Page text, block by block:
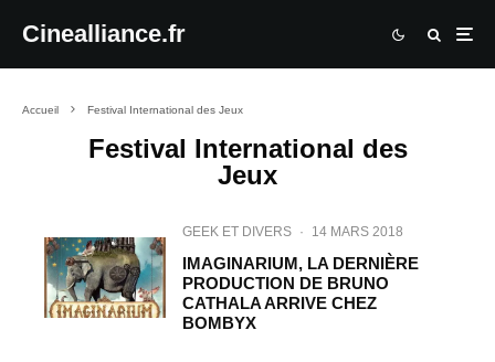
Cinealliance.fr
Accueil Festival International des Jeux
Festival International des
Jeux
GEEK ET DIVERS · 14 MARS 2018
IMAGINARIUM, LA DERNIÈRE
PRODUCTION DE BRUNO
CATHALA ARRIVE CHEZ
BOMBYX